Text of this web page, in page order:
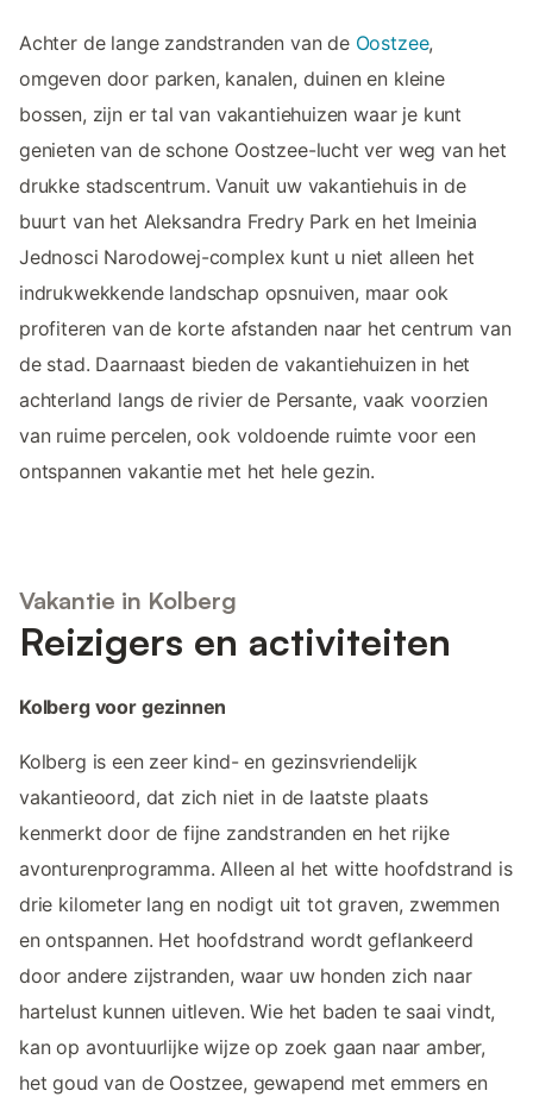
Achter de lange zandstranden van de Oostzee,
omgeven door parken, kanalen, duinen en kleine
bossen, zijn er tal van vakantiehuizen waar je kunt
genieten van de schone Oostzee-lucht ver weg van het
drukke stadscentrum. Vanuit uw vakantiehuis in de
buurt van het Aleksandra Fredry Park en het Imeinia
Jednosci Narodowej-complex kunt u niet alleen het
indrukwekkende landschap opsnuiven, maar ook
profiteren van de korte afstanden naar het centrum van
de stad. Daarnaast bieden de vakantiehuizen in het
achterland langs de rivier de Persante, vaak voorzien
van ruime percelen, ook voldoende ruimte voor een
ontspannen vakantie met het hele gezin.
Vakantie in Kolberg
Reizigers en activiteiten
Kolberg voor gezinnen
Kolberg is een zeer kind- en gezinsvriendelijk
vakantieoord, dat zich niet in de laatste plaats
kenmerkt door de fijne zandstranden en het rijke
avonturenprogramma. Alleen al het witte hoofdstrand is
drie kilometer lang en nodigt uit tot graven, zwemmen
en ontspannen. Het hoofdstrand wordt geflankeerd
door andere zijstranden, waar uw honden zich naar
hartelust kunnen uitleven. Wie het baden te saai vindt,
kan op avontuurlijke wijze op zoek gaan naar amber,
het goud van de Oostzee, gewapend met emmers en